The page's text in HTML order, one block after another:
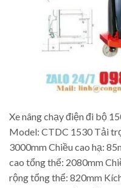
Xe nâng chạy điện đi bộ
Model: CTDC 1530 Tải
3000mm Chiều cao hạ:
cao tổng thể: 2080mm
rộng tổng thể: 820mm